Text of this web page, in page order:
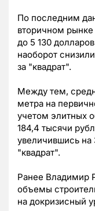
По последним
вторичном
до 5 130
наоборот
за "квадрат".
Между тем,
метра на
учетом элитных
184,4 тысячи
увеличившись на
"квадрат".
Ранее Владимир
объемы
на докризисный